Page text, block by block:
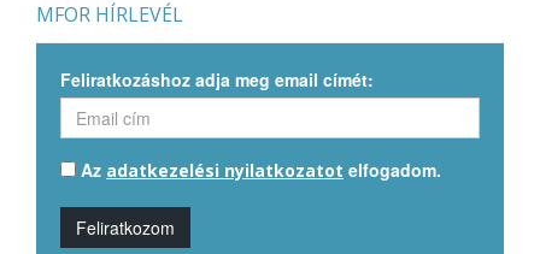
MFOR HÍRLEVÉL
Feliratkozáshoz adja meg email címét:
Az adatkezelési nyilatkozatot elfogadom.
Feliratkozom